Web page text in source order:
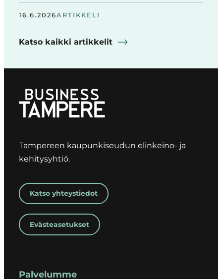
16.6.2026ARTIKKELI
Katso kaikki artikkelit
Tampereen kaupunkiseudun elinkeino- ja
kehitysyhtiö.
Katso yhteystiedot
Evästeasetukset
Palvelumme